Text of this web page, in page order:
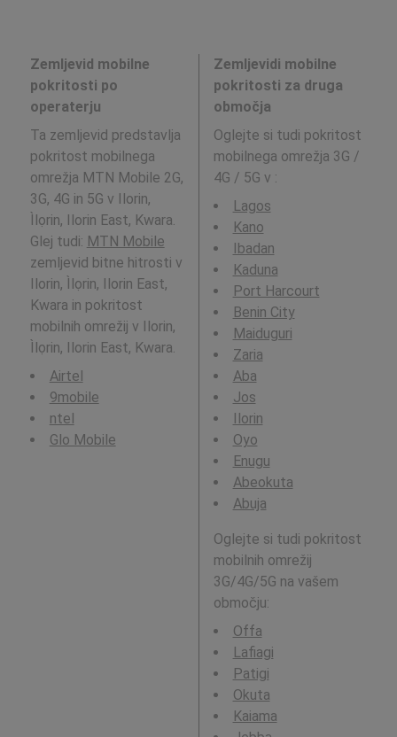
Zemljevid mobilne
pokritosti po
operaterju
Ta zemljevid predstavlja
pokritost mobilnega
omrežja MTN Mobile 2G,
3G, 4G in 5G v Ilorin,
Ìlọrin, Ilorin East, Kwara.
Glej tudi: MTN Mobile
zemljevid bitne hitrosti v
Ilorin, Ìlọrin, Ilorin East,
Kwara in pokritost
mobilnih omrežij v Ilorin,
Ìlọrin, Ilorin East, Kwara.
Airtel
9mobile
ntel
Glo Mobile
Zemljevidi mobilne
pokritosti za druga
območja
Oglejte si tudi pokritost
mobilnega omrežja 3G /
4G / 5G v :
Lagos
Kano
Ibadan
Kaduna
Port Harcourt
Benin City
Maiduguri
Zaria
Aba
Jos
Ilorin
Oyo
Enugu
Abeokuta
Abuja
Oglejte si tudi pokritost
mobilnih omrežij
3G/4G/5G na vašem
območju:
Offa
Lafiagi
Patigi
Okuta
Kaiama